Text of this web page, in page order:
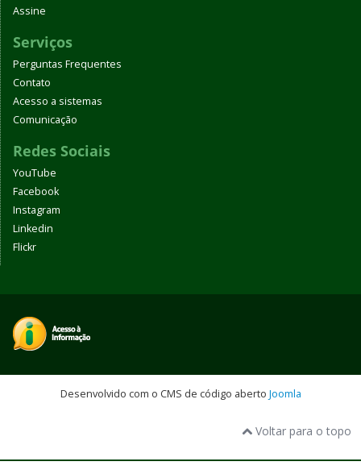
Assine
Serviços
Perguntas Frequentes
Contato
Acesso a sistemas
Comunicação
Redes Sociais
YouTube
Facebook
Instagram
Linkedin
Flickr
Desenvolvido com o CMS de código aberto Joomla
Voltar para o topo